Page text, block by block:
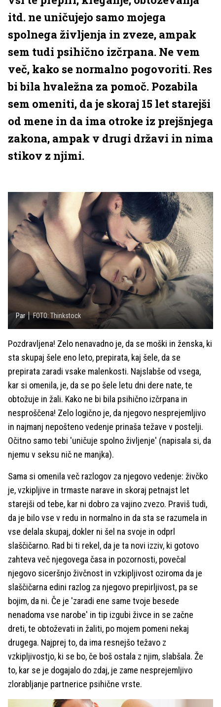
itd. ne uničujejo samo mojega
spolnega življenja in zveze, ampak
sem tudi psihično izčrpana. Ne vem
več, kako se normalno pogovoriti. Res
bi bila hvaležna za pomoč. Pozabila
sem omeniti, da je skoraj 15 let starejši
od mene in da ima otroke iz prejšnjega
zakona, ampak v drugi državi in nima
stikov z njimi.
Par FOTO: Thinkstock
Pozdravljena! Zelo nenavadno je, da se moški in ženska, ki
sta skupaj šele eno leto, prepirata, kaj šele, da se
prepirata zaradi vsake malenkosti. Najslabše od vsega,
kar si omenila, je, da se po šele letu dni dere nate, te
obtožuje in žali. Kako ne bi bila psihično izčrpana in
nesproščena! Zelo logično je, da njegovo nesprejemljivo
in najmanj nepošteno vedenje prinaša težave v postelji.
Očitno samo tebi 'uničuje spolno življenje' (napisala si, da
njemu v seksu nič ne manjka).
Sama si omenila več razlogov za njegovo vedenje: živčko
je, vzkipljive in trmaste narave in skoraj petnajst let
starejši od tebe, kar ni dobro za vajino zvezo. Praviš tudi,
da je bilo vse v redu in normalno in da sta se razumela in
vse delala skupaj, dokler ni šel na svoje in odprl
slaščičarno. Rad bi ti rekel, da je ta novi izziv, ki gotovo
zahteva več njegovega časa in pozornosti, povečal
njegovo siceršnjo živčnost in vzkipljivost oziroma da je
slaščičarna edini razlog za njegovo prepirljivost, pa se
bojim, da ni. Če je 'zaradi ene same tvoje besede
nenadoma vse narobe' in tip izgubi živce in se začne
dreti, te obtoževati in žaliti, po mojem pomeni nekaj
drugega. Najprej to, da ima resnejšo težavo z
vzkipljivostjo, ki se bo, če boš ostala z njim, slabšala. Že
to, kar se je dogajalo do zdaj, je zame nesprejemljivo
zlorabljanje partnerice psihične vrste.